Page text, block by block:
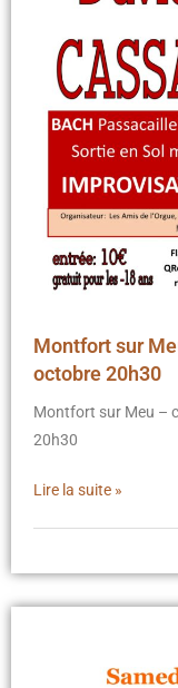
Montfort sur
octobre 20h30
Montfort sur Meu –
20h30
Lire la suite »